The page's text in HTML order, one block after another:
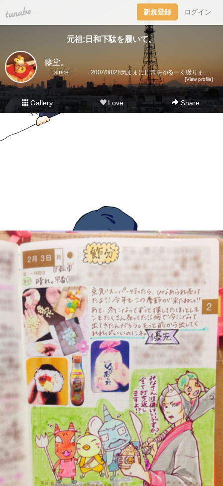
tuna.be 新規登録 ログイン
元祖:日和下駄を履いて。
藤堂。
:: since :: 2007/08/28気ままに日常をゆるーく綴ります。▼趣味丸出し。▼トラベラーズノート愛好家。 →書籍に一部載せていただきました★(奇跡)▼小さいノート活用術▼FLEXNOTEも活用しています。▼他、手帳・文房具大好き。▼2018に都内→田舎に移住。▼プラ板・レジン・手芸などハンドメイドをたまに▼メインはインスタです。
[View profile]
Gallery Love Share